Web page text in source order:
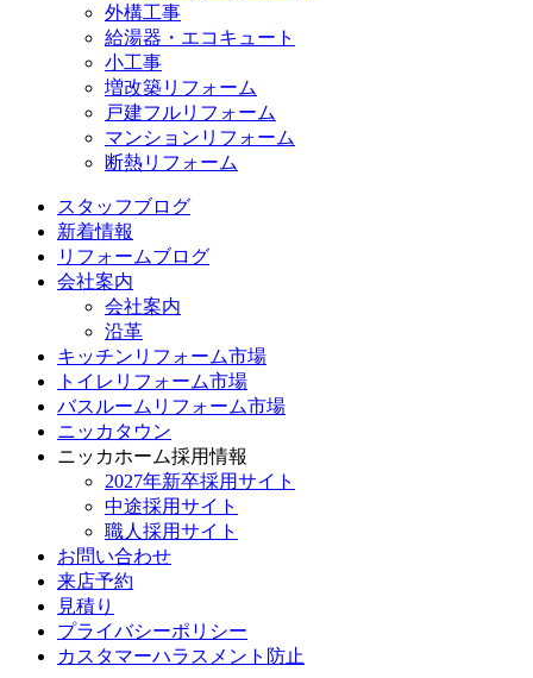
外構工事
給湯器・エコキュート
小工事
増改築リフォーム
戸建フルリフォーム
マンションリフォーム
断熱リフォーム
スタッフブログ
新着情報
リフォームブログ
会社案内
会社案内
沿革
キッチンリフォーム市場
トイレリフォーム市場
バスルームリフォーム市場
ニッカタウン
ニッカホーム採用情報
2027年新卒採用サイト
中途採用サイト
職人採用サイト
お問い合わせ
来店予約
見積り
プライバシーポリシー
カスタマーハラスメント防止